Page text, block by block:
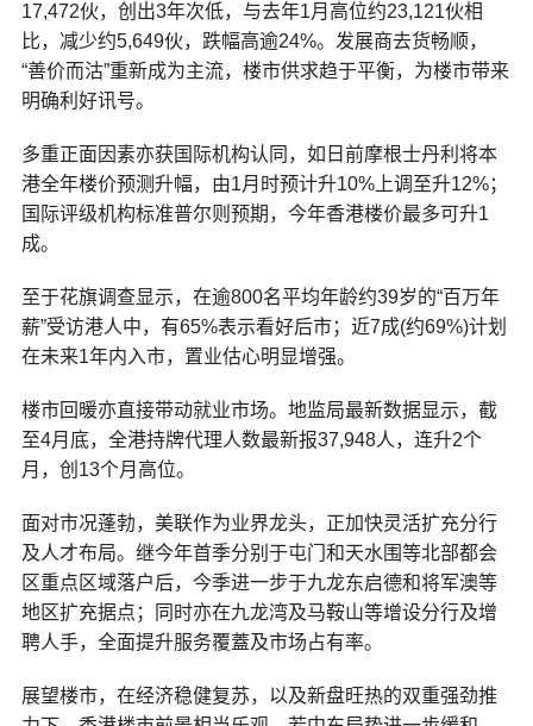
17,472伙，创出3年次低，与去年1月高位约23,121伙相
比，减少约5,649伙，跌幅高逾24%。发展商去货畅顺，
“善价而沽”重新成为主流，楼市供求趋于平衡，为楼市带来
明确利好讯号。
多重正面因素亦获国际机构认同，如日前摩根士丹利将本
港全年楼价预测升幅，由1月时预计升10%上调至升12%；
国际评级机构标准普尔则预期，今年香港楼价最多可升1
成。
至于花旗调查显示，在逾800名平均年龄约39岁的“百万年
薪”受访港人中，有65%表示看好后市；近7成(约69%)计划
在未来1年内入市，置业估心明显增强。
楼市回暖亦直接带动就业市场。地监局最新数据显示，截
至4月底，全港持牌代理人数最新报37,948人，连升2个
月，创13个月高位。
面对市况蓬勃，美联作为业界龙头，正加快灵活扩充分行
及人才布局。继今年首季分别于屯门和天水围等北部都会
区重点区域落户后，今季进一步于九龙东启德和将军澳等
地区扩充据点；同时亦在九龙湾及马鞍山等增设分行及增
聘人手，全面提升服务覆蓋及市场占有率。
展望楼市，在经济稳健复苏，以及新盘旺热的双重强劲推